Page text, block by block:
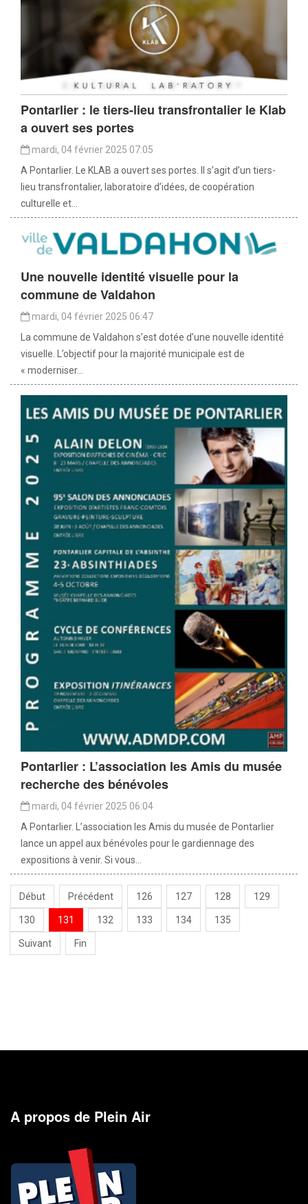
Pontarlier : le tiers-lieu transfrontalier le Klab
a ouvert ses portes
mardi, 04 février 2025 07:05
A Pontarlier. Le KLAB a ouvert ses portes. Il s’agit d’un tiers-
lieu transfrontalier, laboratoire d’idées, de coopération
culturelle et...
Une nouvelle identité visuelle pour la
commune de Valdahon
mardi, 04 février 2025 06:47
La commune de Valdahon s’est dotée d’une nouvelle identité
visuelle. L’objectif pour la majorité municipale est de
« moderniser...
Pontarlier : L’association les Amis du musée
recherche des bénévoles
mardi, 04 février 2025 06:04
A Pontarlier. L’association les Amis du musée de Pontarlier
lance un appel aux bénévoles pour le gardiennage des
expositions à venir. Si vous...
Début Précédent 126 127 128 129
130 131 132 133 134 135
Suivant Fin
A propos de Plein Air